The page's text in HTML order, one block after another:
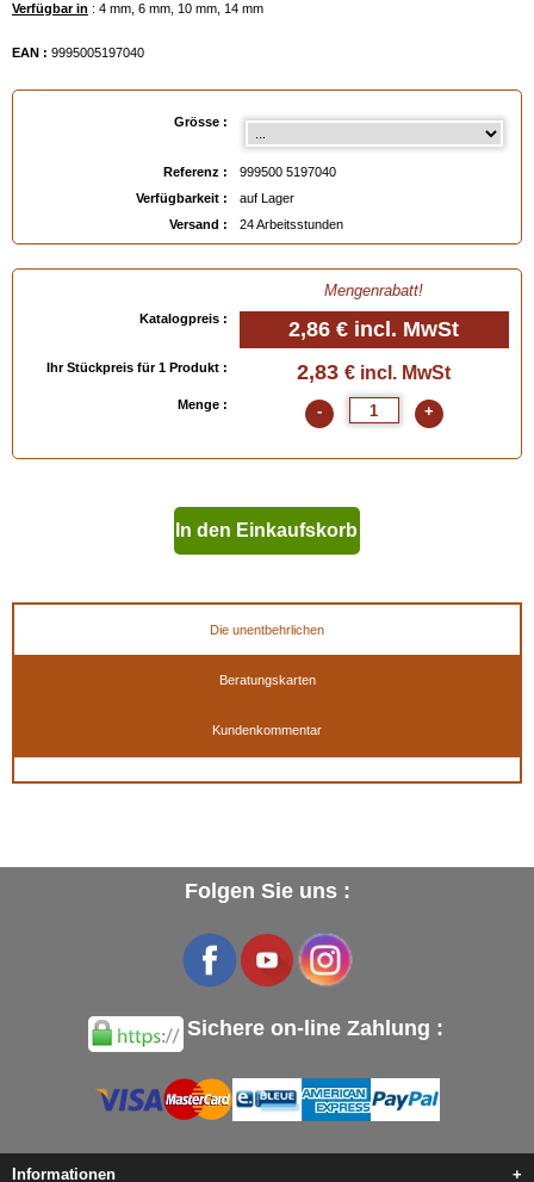
Verfügbar in : 4 mm, 6 mm, 10 mm, 14 mm
EAN : 9995005197040
Grösse :
Referenz :
999500 5197040
Verfügbarkeit :
auf Lager
Versand :
24 Arbeitsstunden
Mengenrabatt!
Katalogpreis : 2,86 € incl. MwSt
Ihr Stückpreis für 1 Produkt : 2,83 € incl. MwSt
Menge : - +
In den Einkaufskorb
Die unentbehrlichen
Beratungskarten
Kundenkommentar
Folgen Sie uns :
Sichere on-line Zahlung :
Informationen +